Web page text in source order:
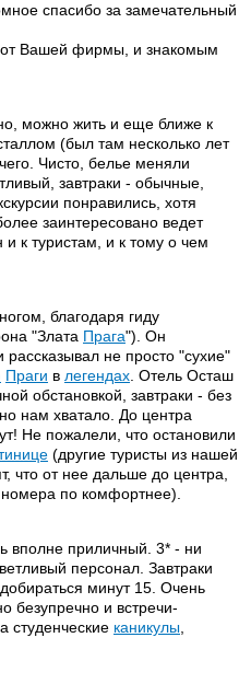
спасибо за замечательный
Вашей фирмы, и знакомым
можно жить и еще ближе к
(был там несколько лет
Чисто, белье меняли
завтраки - обычные,
понравились, хотя
заинтересовано ведет
к туристам, и к тому о чем
благодаря гиду
"Злата Прага"). Он
рассказывал не просто "сухие"
Праги в легендах . Отель Осташ
обстановкой, завтраки - без
нам хватало. До центра
Не пожалели, что остановили
(другие туристы из нашей
что от нее дальше до центра,
по комфортнее).
вполне приличный. 3* - ни
персонал. Завтраки
минут 15. Очень
безупречно и встречи-
студенческие каникулы